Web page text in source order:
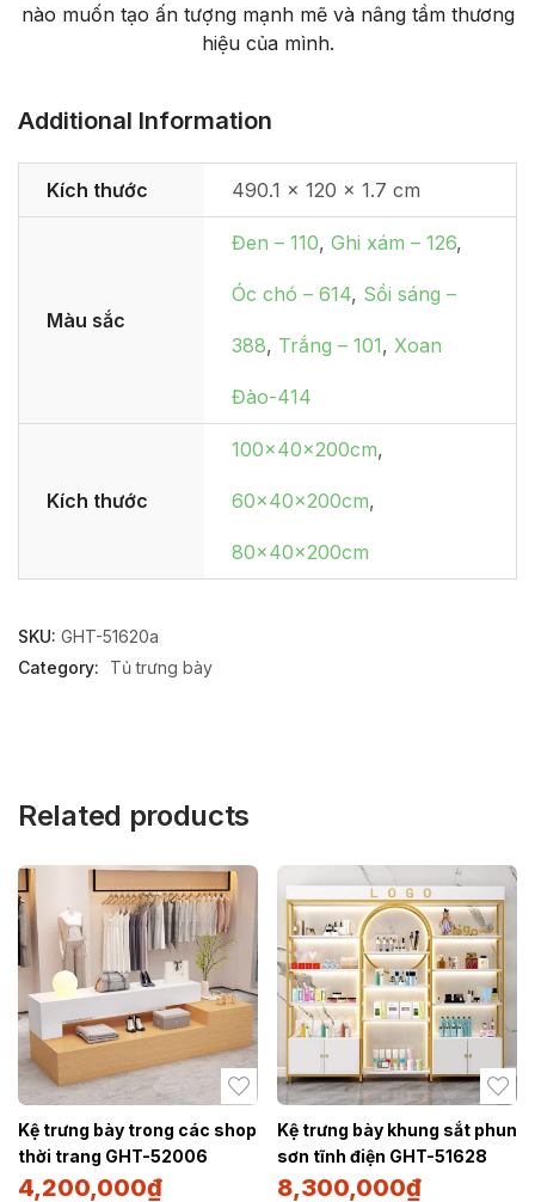
nào muốn tạo ấn tượng mạnh mẽ và nâng tầm thương
hiệu của mình.
Additional Information
Kích thước 490.1 × 120 × 1.7 cm
Màu sắc
Đen – 110, Ghi xám – 126,
Óc chó – 614, Sồi sáng –
388, Trắng – 101, Xoan
Đào-414
Kích thước
100x40x200cm,
60x40x200cm,
80x40x200cm
SKU: GHT-51620a
Category:
Tủ trưng bày
Related products
Kệ trưng bày trong các shop
thời trang GHT-52006
4,200,000₫
Kệ trưng bày khung sắt phun
sơn tĩnh điện GHT-51628
8,300,000₫